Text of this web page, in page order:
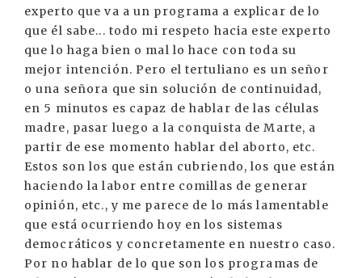
experto que va a un programa a explicar de lo
que él sabe... todo mi respeto hacia este experto
que lo haga bien o mal lo hace con toda su
mejor intención. Pero el tertuliano es un señor
o una señora que sin solución de continuidad,
en 5 minutos es capaz de hablar de las células
madre, pasar luego a la conquista de Marte, a
partir de ese momento hablar del aborto, etc.
Estos son los que están cubriendo, los que están
haciendo la labor entre comillas de generar
opinión, etc., y me parece de lo más lamentable
que está ocurriendo hoy en los sistemas
democráticos y concretamente en nuestro caso.
Por no hablar de lo que son los programas de